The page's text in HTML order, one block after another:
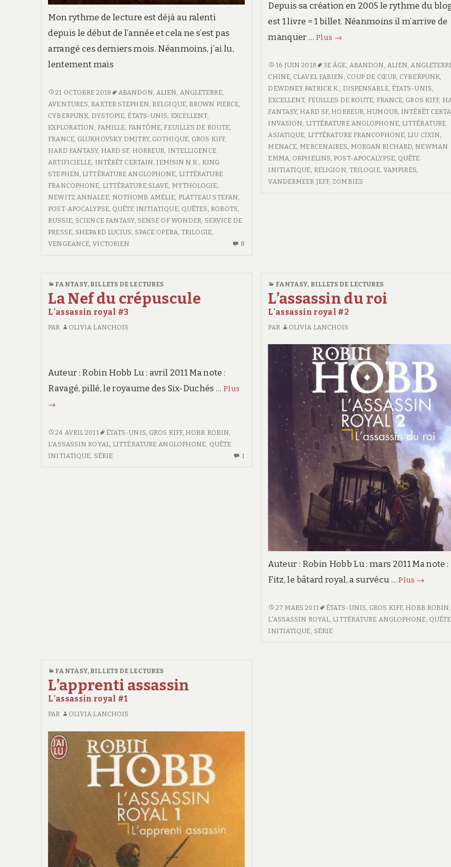
Mon rythme de lecture est déjà au ralenti
depuis le début de l’année et cela ne s’est pas
arrangé ces derniers mois. Néanmoins, j’ai lu,
lentement mais
FEUILLE
DE
ROUTE
#21
21 OCTOBRE 2018 ABANDON, ALIEN, ANGLETERRE,
AVENTURES, BAXTER STEPHEN, BELGIQUE, BROWN PIERCE,
CYBERPUNK, DYSTOPIE, ÉTATS-UNIS, EXCELLENT,
EXPLORATION, FAMILLE, FANTÔME, FEUILLES DE ROUTE,
FRANCE, GLUKHOVSKY DMITRY, GOTHIQUE, GROS KIFF,
HARD FANTASY, HARD SF, HORREUR, INTELLIGENCE
ARTIFICIELLE, INTÉRÊT CERTAIN,JEMISIN N.K., KING
STEPHEN, LITTÉRATURE ANGLOPHONE, LITTÉRATURE
FRANCOPHONE, LITTÉRATURE SLAVE, MYTHOLOGIE,
NEWITZ ANNALEE, NOTHOMB AMÉLIE, PLATTEAU STEFAN,
POST-APOCALYPSE, QUÊTE INITIATIQUE, QUÊTES, ROBOTS,
RUSSIE, SCIENCE FANTASY, SENSE OF WONDER, SERVICE DE
PRESSE, SHEPARD LUCIUS, SPACE OPERA, TRILOGIE,
VENGEANCE,VICTORIEN 8
Depuis sa création en 2005 le rythme du
est 1 livre = 1 billet. Néanmoins il m’arrive de
manquer … Plus Feuille
route
#20
→
FEUILLE
DE
ROUTE
#20
16 JUIN 2018 3E ÂGE, ABANDON, ALIEN,
CHINE, CLAVEL FABIEN, COUP DE CŒUR, CYBERPUNK,
DEWDNEY PATRICK K., DISPENSABLE, ÉTATS-UNIS,
EXCELLENT, FEUILLES DE ROUTE, FRANCE, GROS KIFF,
FANTASY, HARD SF, HORREUR, HUMOUR, INTÉRÊT
INVASION, LITTÉRATURE ANGLOPHONE, LITTÉRATURE
ASIATIQUE, LITTÉRATURE FRANCOPHONE, LIU CIXIN,
MENACE, MERCENAIRES, MORGAN RICHARD, NEWMAN
EMMA, ORPHELINS, POST-APOCALYPSE, QUÊTE
INITIATIQUE, RELIGION, TRILOGIE, VAMPIRES,
VANDERMEER JEFF, ZOMBIES
FANTASY, BILLETS DE LECTURES
La Nef du crépuscule
L'assassin royal #3
PAR OLIVIA LANCHOIS
Auteur : Robin Hobb Lu : avril 2011 Ma note :
Ravagé, pillé, le royaume des Six-Duchés … Plus
crépuscule
#3
→
<SPAN
CLASS="ENTRY-
TITLE-
24 AVRIL 2011 ÉTATS-UNIS GROS KIFF, HOBB ROBIN
L'ASSASSIN ROYAL, LITTÉRATURE ANGLOPHONE QUÊTE
INITIATIQUE SÉRIE 1
COMMENTAIRE
CRÉPUSCULE
FANTASY, BILLETS DE LECTURES
L’assassin du roi
L'assassin royal #2
PAR OLIVIA LANCHOIS
Auteur : Robin Hobb Lu : mars 2011 Ma
Fitz, le bâtard royal, a survécu …Plus L’assassin
roi
L’assassin
→
<SPAN
CLASS="ENTRY-
TITLE-
27 MARS 2011 ÉTATS-UNIS, GROS KIFF, HOBB ROBIN,
L'ASSASSIN ROYAL, LITTÉRATURE ANGLOPHONE, QUÊTE
INITIATIQUE, SÉRIE
FANTASY, BILLETS DE LECTURES
L’apprenti assassin
L'assassin royal #1
PAR OLIVIA LANCHOIS